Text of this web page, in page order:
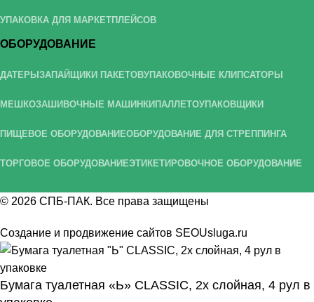
УПАКОВКА ДЛЯ МАРКЕТПЛЕЙСОВ
ОБОРУДОВАНИЕ
ДАТЕРЫЗАПАЙЩИКИ ПАКЕТОВУПАКОВОЧНЫЕ КЛИПСАТОРЫ
МЕШКОЗАШИВОЧНЫЕ МАШИНКИПАЛЛЕТОУПАКОВЩИКИ
ПИЩЕВОЕ ОБОРУДОВАНИЕОБОРУДОВАНИЕ ДЛЯ СТРЕППИНГА
ТОРГОВОЕ ОБОРУДОВАНИЕЭТИКЕТИРОВОЧНОЕ ОБОРУДОВАНИЕ
© 2026 СПБ-ПАК. Все права защищены
Создание и продвижение сайтов SEOUsluga.ru
Бумага туалетная «Ь» CLASSIC, 2х слойная, 4 рул в